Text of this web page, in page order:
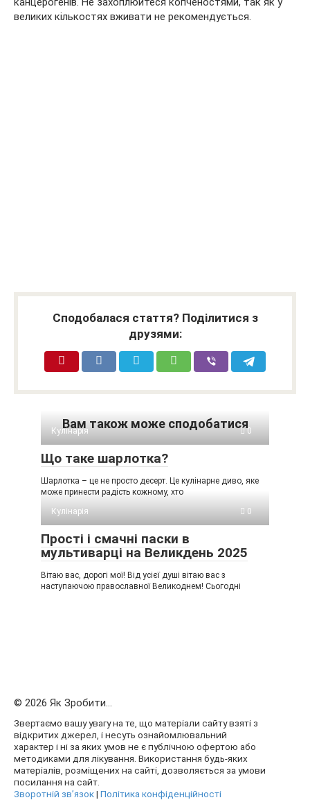
великих кількостях вживати не рекомендується.
Сподобалася стаття? Поділитися з
друзями:
Вам також може сподобатися
Кулінарія 0
Що таке шарлотка?
Шарлотка – це не просто десерт. Це кулінарне диво, яке
може принести радість кожному, хто
Кулінарія
0
Прості і смачні паски в
мультиварці на Великдень 2025
Вітаю вас, дорогі мої! Від усієї душі вітаю вас з
наступаючою православної Великоднем! Сьогодні
© 2026 Як Зробити...
Звертаємо вашу увагу на те, що матеріали сайту взяті з
відкритих джерел, і несуть ознайомлювальний
характер і ні за яких умов не є публічною офертою або
методиками для лікування. Використання будь-яких
матеріалів, розміщених на сайті, дозволяється за умови
посилання на сайт.
Зворотній зв’язок| Політика конфіденційності